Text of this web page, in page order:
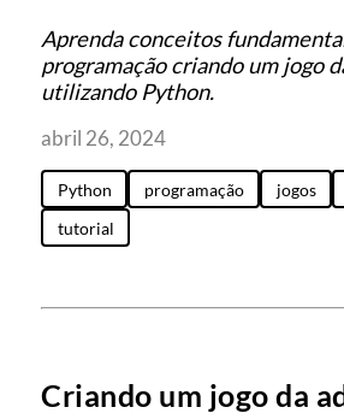
Aprenda conceitos
programação criando um jogo
utilizando Python.
abril 26, 2024
Python programação jogos
tutorial
Criando um jogo da